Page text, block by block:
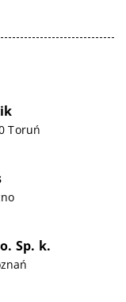
Toruń
Sp. k.